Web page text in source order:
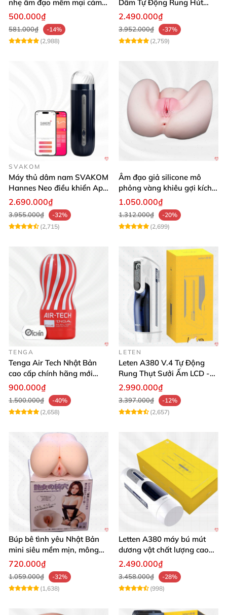
nhẹ âm đạo mềm mại cảm
giác thật
500.000₫
581.000₫
-14%
(2,988)
Dâm Tự Động Rung Hút
App Điều Khiển Xa
2.490.000₫
3.952.000₫
-37%
(2,759)
SVAKOM
Máy thủ dâm nam SVAKOM
Hannes Neo điều khiển App
tương tác
2.690.000₫
3.955.000₫
-32%
(2,715)
Âm đạo giả silicone mô
phỏng vàng khiêu gợi kích
thích mua
1.050.000₫
1.312.000₫
-20%
(2,699)
TENGA
Tenga Air Tech Nhật Bản
cao cấp chính hãng mới
seal giá tốt
900.000₫
1.500.000₫
-40%
(2,658)
LETEN
Leten A380 V.4 Tự Động
Rung Thụt Sưởi Ấm LCD -
Mua Ngay
2.990.000₫
3.397.000₫
-12%
(2,657)
Búp bê tình yêu Nhật Bản
mini siêu mềm mịn, mông
tròn quyến rũ
720.000₫
1.059.000₫
-32%
(1,638)
Letten A380 máy bú mút
dương vật chất lượng cao
giá tốt
2.490.000₫
3.458.000₫
-28%
(998)